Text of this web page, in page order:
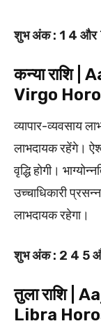
शुभ अंक : 1 4 और
कन्या राशि
Virgo
व्यापार-व्यवसाय
लाभदायक रहेंगे।
वृद्धि होगी।
उच्चाधिकारी
लाभदायक रहेगा।
शुभ अंक : 2 4 5
तुला राशि |
Libra